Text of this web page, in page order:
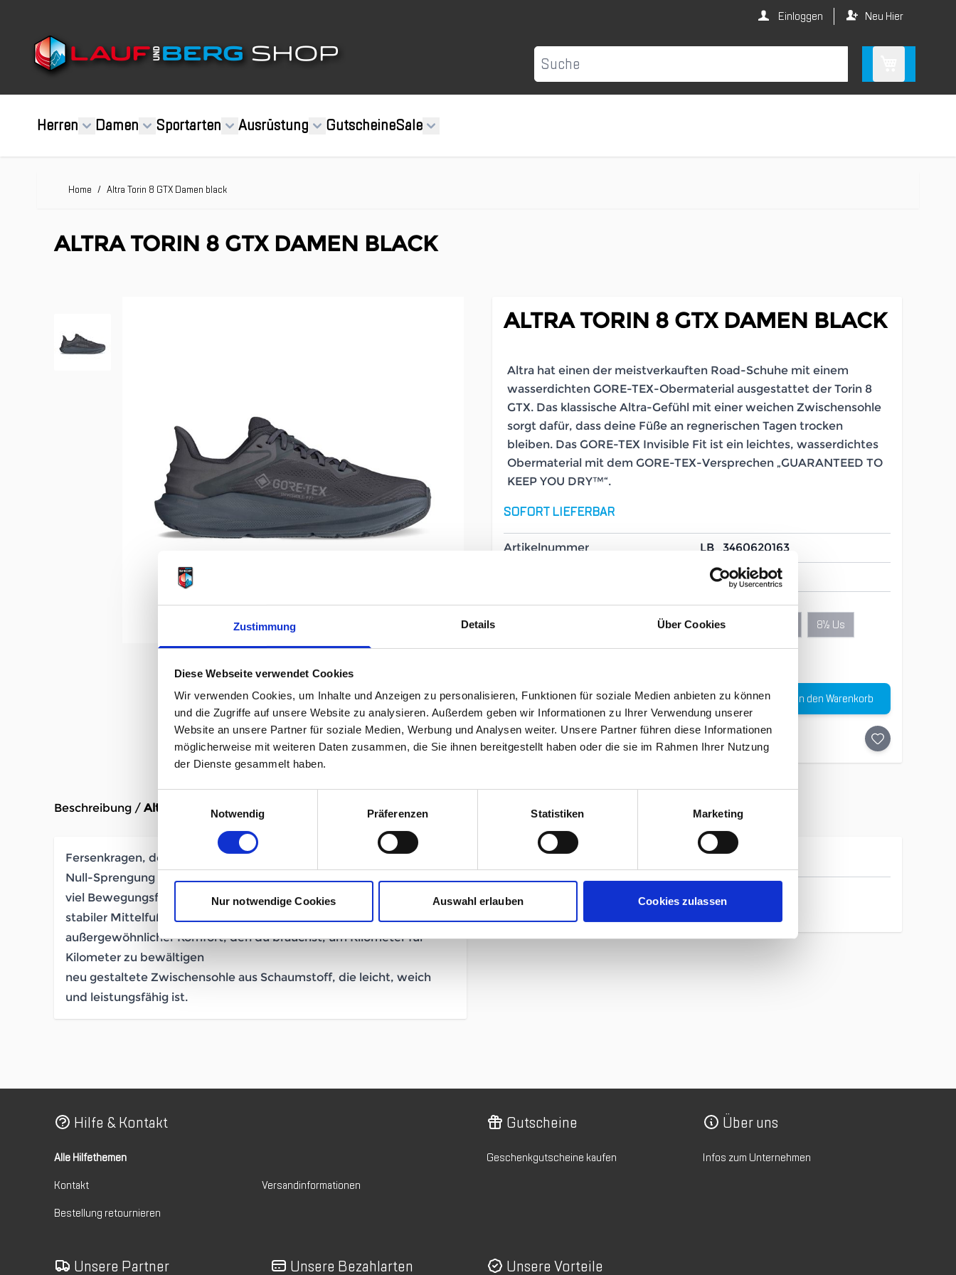
Zustimmung Details Über Cookies
Diese Webseite verwendet Cookies
Wir verwenden Cookies, um Inhalte und Anzeigen zu personalisieren, Funktionen für soziale Medien anbieten zu können
und die Zugriffe auf unsere Website zu analysieren. Außerdem geben wir Informationen zu Ihrer Verwendung unserer
Website an unsere Partner für soziale Medien, Werbung und Analysen weiter. Unsere Partner führen diese Informationen
möglicherweise mit weiteren Daten zusammen, die Sie ihnen bereitgestellt haben oder die sie im Rahmen Ihrer Nutzung
der Dienste gesammelt haben.
Notwendig
Präferenzen Statistiken Marketing
Nur notwendige Cookies Auswahl erlauben Cookies zulassen
Einloggen Neu Hier
Suche
Herren Damen Sportarten Ausrüstung GutscheineSale
Home / Altra Torin 8 GTX Damen black
ALTRA TORIN 8 GTX DAMEN BLACK
ALTRA TORIN 8 GTX DAMEN BLACK
Altra hat einen der meistverkauften Road-Schuhe mit einem
wasserdichten GORE-TEX-Obermaterial ausgestattet der Torin 8
GTX. Das klassische Altra-Gefühl mit einer weichen Zwischensohle
sorgt dafür, dass deine Füße an regnerischen Tagen trocken
bleiben. Das GORE-TEX Invisible Fit ist ein leichtes, wasserdichtes
Obermaterial mit dem GORE-TEX-Versprechen „GUARANTEED TO
KEEP YOU DRY™“.
SOFORT LIEFERBAR
Artikelnummer LB_3460620163
Damen
6½ Us
8½ Us
9 Us
unser Preis ab: 169,95 €
Menge In den Warenkorb
Beschreibung / Altra Torin 8 GTX Damen black
Fersenkragen, der sich deinem Fuß anpasst
Null-Sprengung
viel Bewegungsfreiheit für deine Zehen
stabiler Mittelfuß
außergewöhnlicher Komfort, den du brauchst, um Kilometer für
Kilometer zu bewältigen
neu gestaltete Zwischensohle aus Schaumstoff, die leicht, weich
und leistungsfähig ist.
Mehr Informationen
Herstellerdetails
Hilfe & Kontakt
Alle Hilfethemen
Kontakt
Versandinformationen
Bestellung retournieren
Gutscheine
Geschenkgutscheine kaufen
Über uns
Infos zum Unternehmen
Unsere Partner Unsere Bezahlarten Unsere Vorteile